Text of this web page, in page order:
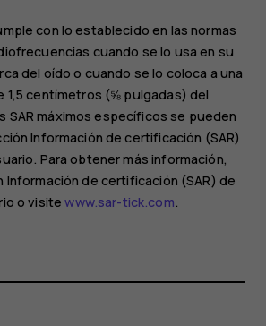
con lo establecido en las normas
cuando se lo usa en su
del oído o cuando se lo coloca a una
1,5 centímetros (⅝ pulgadas) del
SAR máximos específicos se pueden
Información de certificación (SAR)
Para obtener más información,
Información de certificación (SAR) de
o visitewww.sar-tick.com.